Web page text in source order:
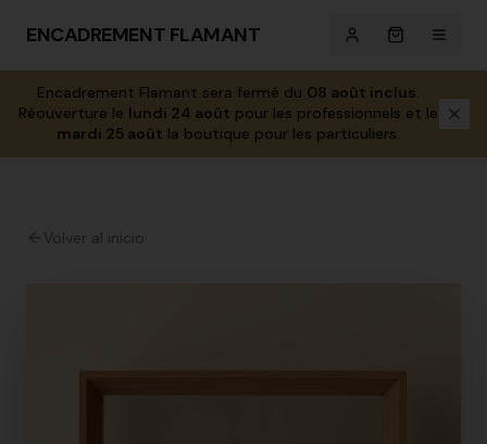
ENCADREMENT FLAMANT
Encadrement Flamant sera fermé du 08 août inclus.
Réouverture le lundi 24 août pour les professionnels et le
mardi 25 août la boutique pour les particuliers.
Volver al inicio